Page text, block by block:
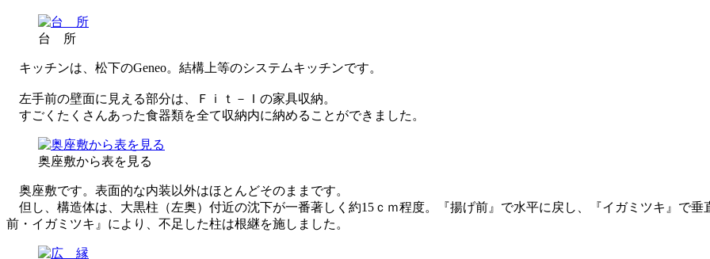
台 所
キッチンは、松下のGeneo。結構上等のシステムキッチンです。
左手前の壁面に見える部分は、Ｆｉｔ－Ｉの家具収納。
すごくたくさんあった食器類を全て収納内に納めることができました。
奥座敷から表を見る
奥座敷です。表面的な内装以外はほとんどそのままです。
但し、構造体は、大黒柱（左奥）付近の沈下が一番著しく約15ｃｍ程度。『揚げ前』で水平に戻し、『イガミツキ』で
前・イガミツキ』により、不足した柱は根継を施しました。